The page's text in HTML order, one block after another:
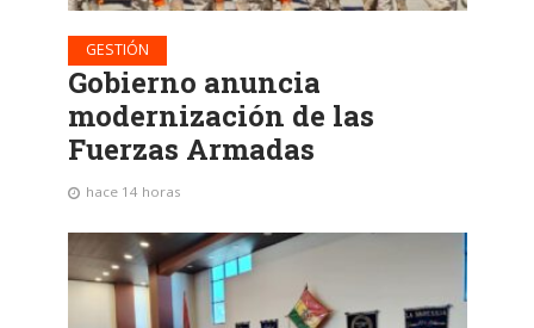
GESTIÓN
Gobierno anuncia
modernización de las
Fuerzas Armadas
hace 14 horas